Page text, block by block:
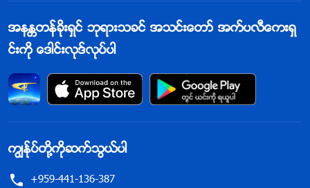
အနႏၲတန္ခိုးရွင္ ဘုရားသခင္ အသင္းေတာ္ အက္ပလီေကးရွ
င္းကို ေဒါင္းလုဒ္လုပ္ပါ
ကြၽန္ုပ္တို႔ကိုဆက္သြယ္ပါ
+959-441-136-387